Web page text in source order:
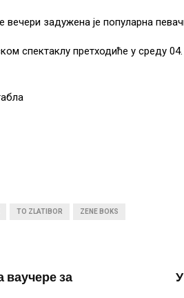
вечери задужена је популарна
спектаклу претходиће у среду 04.
TO ZLATIBOR ZENE BOKS
ваучере за